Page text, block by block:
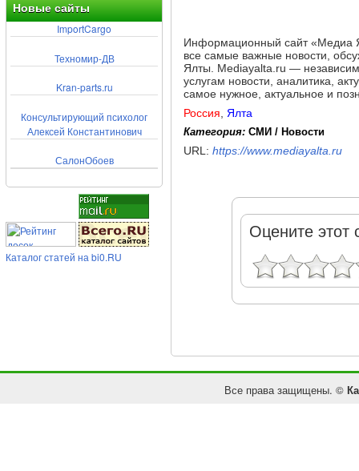
Новые сайты
ImportCargo
Техномир-ДВ
Kran-parts.ru
Консультирующий психолог
Алексей Константинович
СалонОбоев
Каталог статей на bi0.RU
Информационный сайт «Медиа
все самые важные новости,
Ялты. Mediayalta.ru —
услугам новости, аналитика,
самое нужное, актуальное и
Россия
Ялта
Категория: СМИ / Новости
URL: https://www.mediayalta.ru
Оцените этот
Все права защищены. ©